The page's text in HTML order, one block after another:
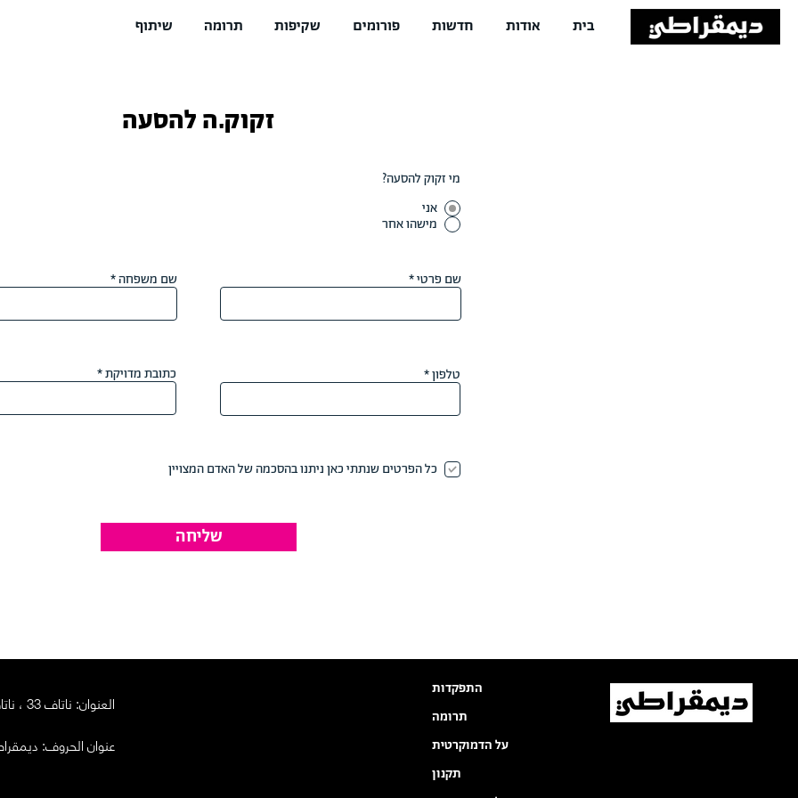
בית אודות חדשות פורומים שקיפות תרומה שיתוף
זקוק.ה להסעה
מי זקוק להסעה?
אני
מישהו אחר
שם משפחה שם פרטי
כתובת מדויקת טלפון
כל הפרטים שנתתי כאן ניתנו בהסכמה של האדם המצויין
שליחה
العنوان: ناتاف 33 ، ناتاف
عنوان الحروف: ديمقراطي
התפקדות
תרומה
על הדמוקרטית
תקנון